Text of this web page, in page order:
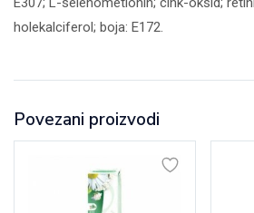
holekalciferol; boja: E172.
Povezani proizvodi